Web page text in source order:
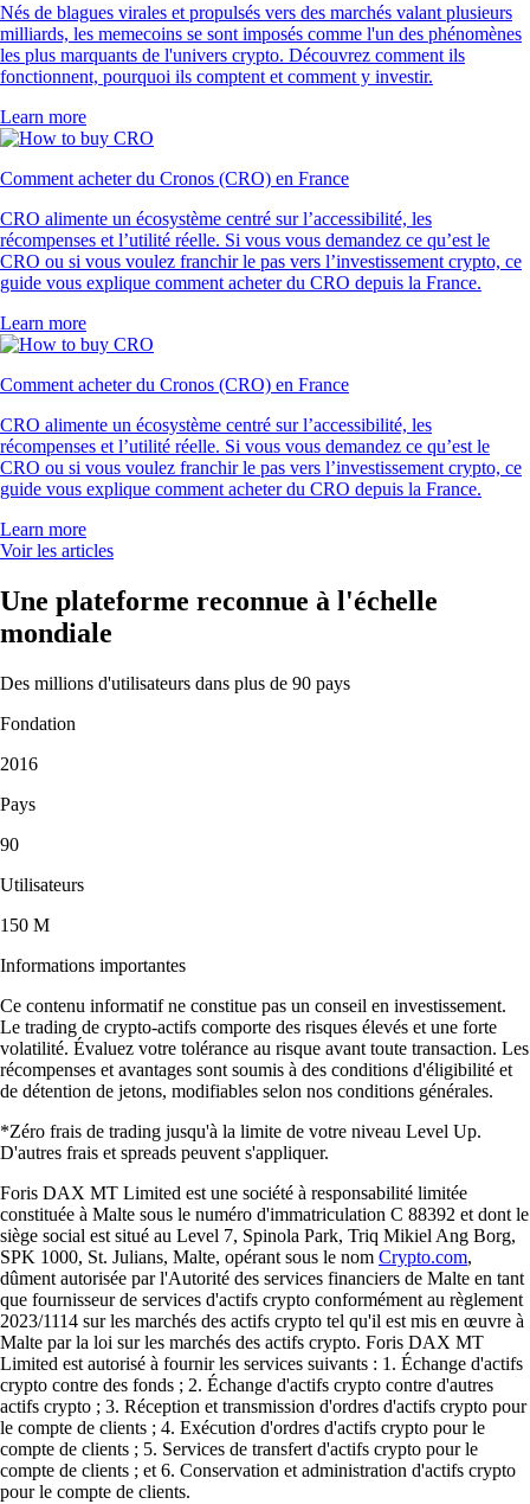
Nés de blagues virales et propulsés vers des marchés valant plusieurs
milliards, les memecoins se sont imposés comme l'un des phénomènes
les plus marquants de l'univers crypto. Découvrez comment ils
fonctionnent, pourquoi ils comptent et comment y investir.
Learn more
Comment acheter du Cronos (CRO) en France
CRO alimente un écosystème centré sur l’accessibilité, les
récompenses et l’utilité réelle. Si vous vous demandez ce qu’est le
CRO ou si vous voulez franchir le pas vers l’investissement crypto, ce
guide vous explique comment acheter du CRO depuis la France.
Learn more
Comment acheter du Cronos (CRO) en France
CRO alimente un écosystème centré sur l’accessibilité, les
récompenses et l’utilité réelle. Si vous vous demandez ce qu’est le
CRO ou si vous voulez franchir le pas vers l’investissement crypto, ce
guide vous explique comment acheter du CRO depuis la France.
Learn more
Voir les articles
Une plateforme reconnue à l'échelle
mondiale
Des millions d'utilisateurs dans plus de 90 pays
Fondation
2016
Pays
90
Utilisateurs
150 M
Informations importantes
Ce contenu informatif ne constitue pas un conseil en investissement.
Le trading de crypto-actifs comporte des risques élevés et une forte
volatilité. Évaluez votre tolérance au risque avant toute transaction. Les
récompenses et avantages sont soumis à des conditions d'éligibilité et
de détention de jetons, modifiables selon nos conditions générales.
*Zéro frais de trading jusqu'à la limite de votre niveau Level Up.
D'autres frais et spreads peuvent s'appliquer.
Foris DAX MT Limited est une société à responsabilité limitée
constituée à Malte sous le numéro d'immatriculation C 88392 et dont le
siège social est situé au Level 7, Spinola Park, Triq Mikiel Ang Borg,
SPK 1000, St. Julians, Malte, opérant sous le nom Crypto.com,
dûment autorisée par l'Autorité des services financiers de Malte en tant
que fournisseur de services d'actifs crypto conformément au règlement
2023/1114 sur les marchés des actifs crypto tel qu'il est mis en œuvre à
Malte par la loi sur les marchés des actifs crypto. Foris DAX MT
Limited est autorisé à fournir les services suivants : 1. Échange d'actifs
crypto contre des fonds ; 2. Échange d'actifs crypto contre d'autres
actifs crypto ; 3. Réception et transmission d'ordres d'actifs crypto pour
le compte de clients ; 4. Exécution d'ordres d'actifs crypto pour le
compte de clients ; 5. Services de transfert d'actifs crypto pour le
compte de clients ; et 6. Conservation et administration d'actifs crypto
pour le compte de clients.